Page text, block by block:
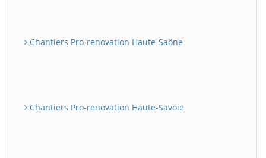
Chantiers Pro-renovation Haute-Saône
Chantiers Pro-renovation Haute-Savoie